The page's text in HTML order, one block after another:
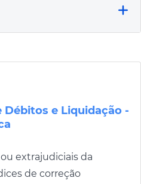
Débitos e Liquidação -
extrajudiciais da
de correção